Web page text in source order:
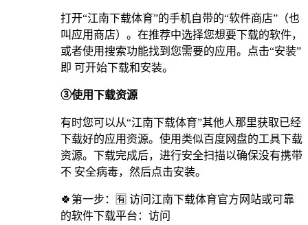
打开“江南下载体育”的手机自带的“软件商店”（也
叫应用商店）。在推荐中选择您想要下载的软件，
或者使用搜索功能找到您需要的应用。点击“安装”
即 可开始下载和安装。
③使用下载资源
有时您可以从“江南下载体育”其他人那里获取已经
下载好的应用资源。使用类似百度网盘的工具下载
资源。下载完成后，进行安全扫描以确保没有携带
不 安全病毒，然后点击安装。
🍀第一步：🈶 访问江南下载体育官方网站或可靠
的软件下载平台：访问